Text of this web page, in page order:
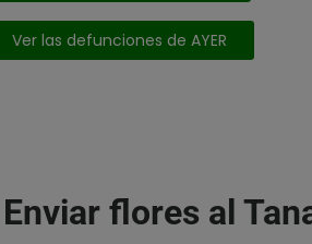
Ver las defunciones de AYER
Enviar flores al